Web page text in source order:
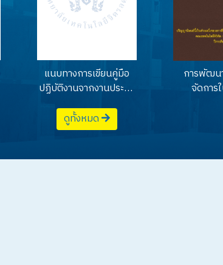
แนบทางการเขียนคู่มือ
ปฏิบัติงานจากงานประจำ
สนับสนุนในสถาบัน
อุดมศึกษา
การพัฒน
จัดการ
ดูทั้งหมด